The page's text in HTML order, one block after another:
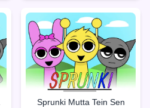
Sprunki Mutta Tein Sen